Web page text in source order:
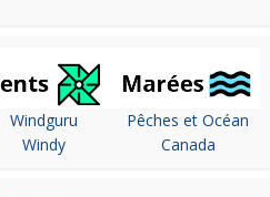
Windguru
Windy
Pêches et Océan
Canada